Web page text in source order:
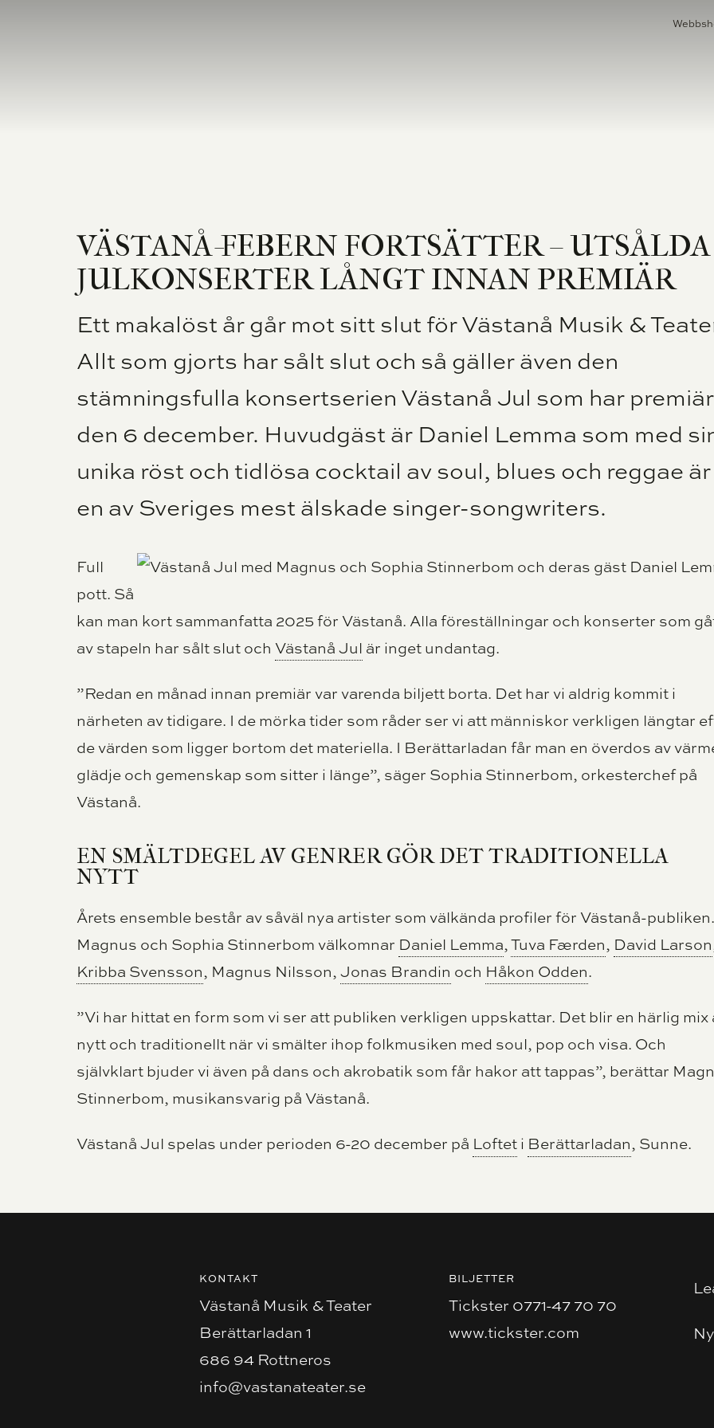
VÄSTANÅ-FEBERN FORTSÄTTER – UTSÅLDA
JULKONSERTER LÅNGT INNAN PREMIÄR
Ett makalöst år går mot sitt slut för Västanå Musik &
Allt som gjorts har sålt slut och så gäller även den
stämningsfulla konsertserien Västanå Jul som har premiär
den 6 december. Huvudgäst är Daniel Lemma som med
unika röst och tidlösa cocktail av soul, blues och reggae är
en av Sveriges mest älskade singer-songwriters.
Full
pott. Så
kan man kort sammanfatta 2025 för Västanå. Alla föreställningar och konserter som
av stapeln har sålt slut och Västanå Jul är inget undantag.
”Redan en månad innan premiär var varenda biljett borta. Det har vi aldrig kommit i
närheten av tidigare. I de mörka tider som råder ser vi att människor verkligen längtar
de värden som ligger bortom det materiella. I Berättarladan får man en överdos av
glädje och gemenskap som sitter i länge”, säger Sophia Stinnerbom, orkesterchef på
Västanå.
EN SMÄLTDEGEL AV GENRER GÖR DET TRADITIONELLA
NYTT
Årets ensemble består av såväl nya artister som välkända profiler för Västanå-publiken.
Magnus och Sophia Stinnerbom välkomnar Daniel Lemma,Tuva Færden, David Larson
Kribba Svensson, Magnus Nilsson,Jonas Brandin och Håkon Odden.
”Vi har hittat en form som vi ser att publiken verkligen uppskattar. Det blir en härlig mix
nytt och traditionellt när vi smälter ihop folkmusiken med soul, pop och visa. Och
självklart bjuder vi även på dans och akrobatik som får hakor att tappas”, berättar
Stinnerbom, musikansvarig på Västanå.
Västanå Jul spelas under perioden 6-20 december på Lofteti Berättarladan, Sunne.
KONTAKT
Västanå Musik & Teater
Berättarladan 1
686 94 Rottneros
info@vastanateater.se
BILJETTER
Tickster 0771-47 70 70
www.tickster.com